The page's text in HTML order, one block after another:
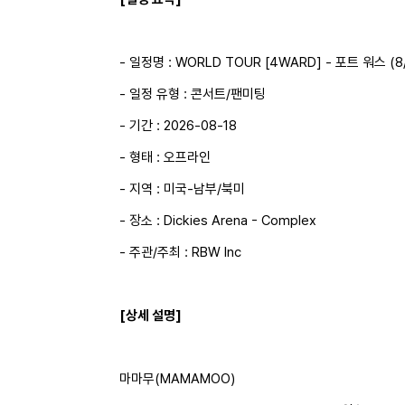
- 일정명 : WORLD TOUR [4WARD] - 포트 워스
- 일정 유형 : 콘서트/팬미팅
- 기간 : 2026-08-18
- 형태 : 오프라인
- 지역 : 미국-남부/북미
- 장소 : Dickies Arena - Complex
- 주관/주최 : RBW Inc
[상세 설명]
마마무(MAMAMOO)